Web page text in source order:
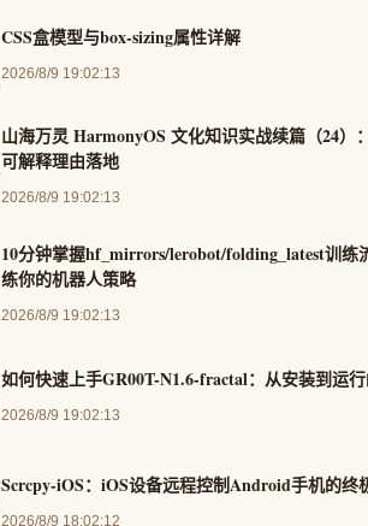
CSS盒模型与box-sizing属性详解
2026/8/9 19:02:13
山海万灵 HarmonyOS 文化知识实战续篇（24）
可解释理由落地
2026/8/9 19:02:13
10分钟掌握hf_mirrors/lerobot/folding_latest训练
练你的机器人策略
2026/8/9 19:02:13
如何快速上手GR00T-N1.6-fractal：从安装到运
2026/8/9 19:02:13
Scrcpy-iOS：iOS设备远程控制Android手机的终
2026/8/9 18:02:12